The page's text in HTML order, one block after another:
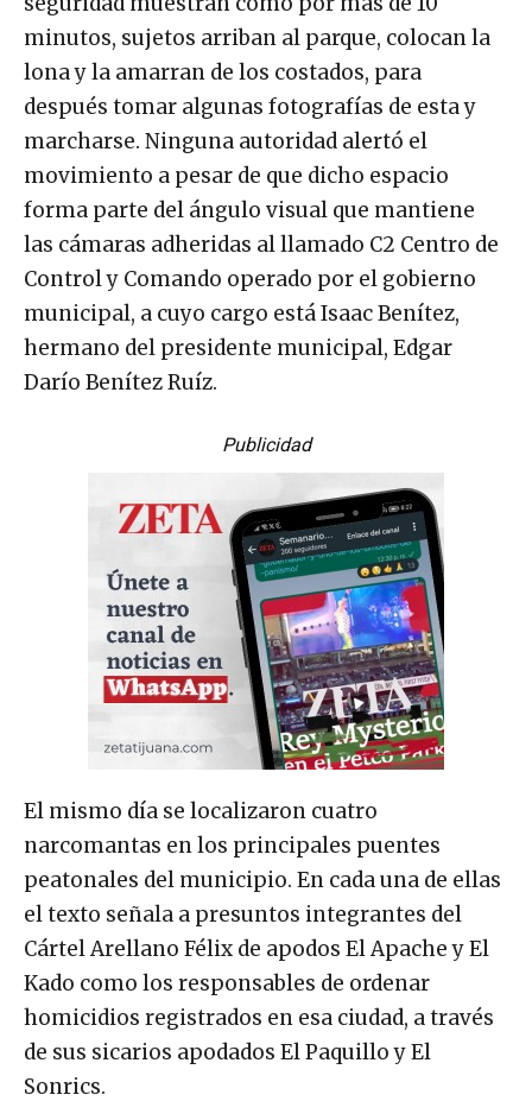
minutos, sujetos arriban al parque, colocan la
lona y la amarran de los costados, para
después tomar algunas fotografías de esta y
marcharse. Ninguna autoridad alertó el
movimiento a pesar de que dicho espacio
forma parte del ángulo visual que mantiene
las cámaras adheridas al llamado C2 Centro de
Control y Comando operado por el gobierno
municipal, a cuyo cargo está Isaac Benítez,
hermano del presidente municipal, Edgar
Darío Benítez Ruíz.
Publicidad
El mismo día se localizaron cuatro
narcomantas en los principales puentes
peatonales del municipio. En cada una de ellas
el texto señala a presuntos integrantes del
Cártel Arellano Félix de apodos El Apache y El
Kado como los responsables de ordenar
homicidios registrados en esa ciudad, a través
de sus sicarios apodados El Paquillo y El
Sonrics.